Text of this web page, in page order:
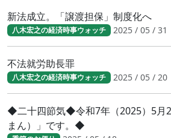
新法成立。「譲渡担保」制度化へ
八木宏之の経済時事ウォッチ 2025 / 05 / 31
不法就労助長罪
八木宏之の経済時事ウォッチ 2025 / 05 / 20
◆二十四節気◆令和7年（2025）5月
まん）」です。◆